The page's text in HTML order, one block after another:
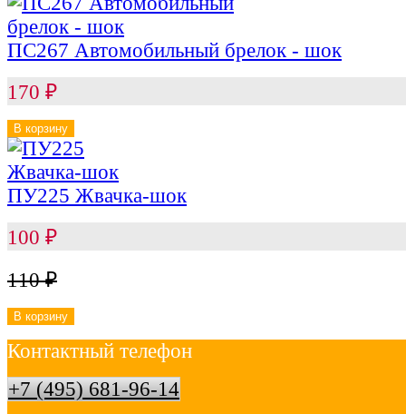
ПС267 Автомобильный брелок - шок
170 ₽
В корзину
ПУ225 Жвачка-шок
100 ₽
110₽
В корзину
Контактный телефон
+7 (495) 681-96-14